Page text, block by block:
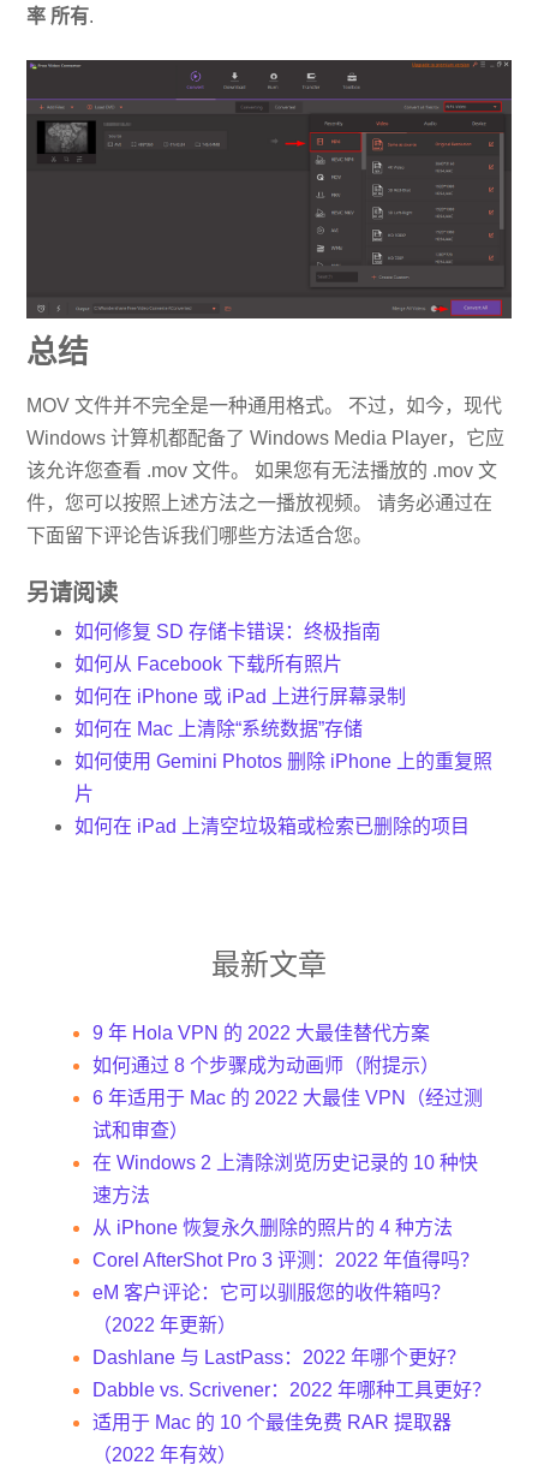
率 所有.
总结
MOV 文件并不完全是一种通用格式。 不过，如今，现代
Windows 计算机都配备了 Windows Media Player，它应
该允许您查看 .mov 文件。 如果您有无法播放的 .mov 文
件，您可以按照上述方法之一播放视频。 请务必通过在
下面留下评论告诉我们哪些方法适合您。
另请阅读
如何修复 SD 存储卡错误：终极指南
如何从 Facebook 下载所有照片
如何在 iPhone 或 iPad 上进行屏幕录制
如何在 Mac 上清除“系统数据”存储
如何使用 Gemini Photos 删除 iPhone 上的重复照
片
如何在 iPad 上清空垃圾箱或检索已删除的项目
最新文章
9 年 Hola VPN 的 2022 大最佳替代方案
如何通过 8 个步骤成为动画师（附提示）
6 年适用于 Mac 的 2022 大最佳 VPN（经过测
试和审查）
在 Windows 2 上清除浏览历史记录的 10 种快
速方法
从 iPhone 恢复永久删除的照片的 4 种方法
Corel AfterShot Pro 3 评测：2022 年值得吗？
eM 客户评论：它可以驯服您的收件箱吗？
（2022 年更新）
Dashlane 与 LastPass：2022 年哪个更好？
Dabble vs. Scrivener：2022 年哪种工具更好？
适用于 Mac 的 10 个最佳免费 RAR 提取器
（2022 年有效）